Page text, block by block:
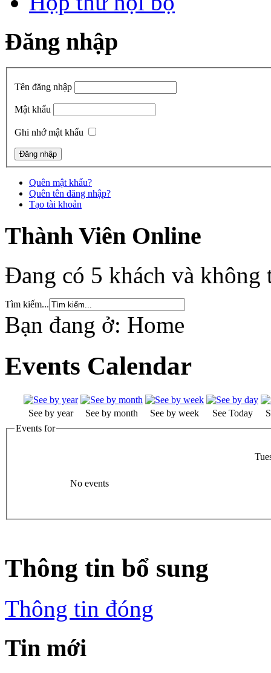
Đăng nhập
Tên đăng nhập
Mật khẩu
Ghi nhớ mật khẩu
Quên mật khẩu?
Quên tên đăng nhập?
Tạo tài khoản
Thành Viên Online
Đang có 5 khách và không
Tìm kiếm...
Bạn đang ở: Home
Events Calendar
See by year See by month See by week See Today
Events for
No events
Thông tin bổ sung
Thông tin đóng
Tin mới